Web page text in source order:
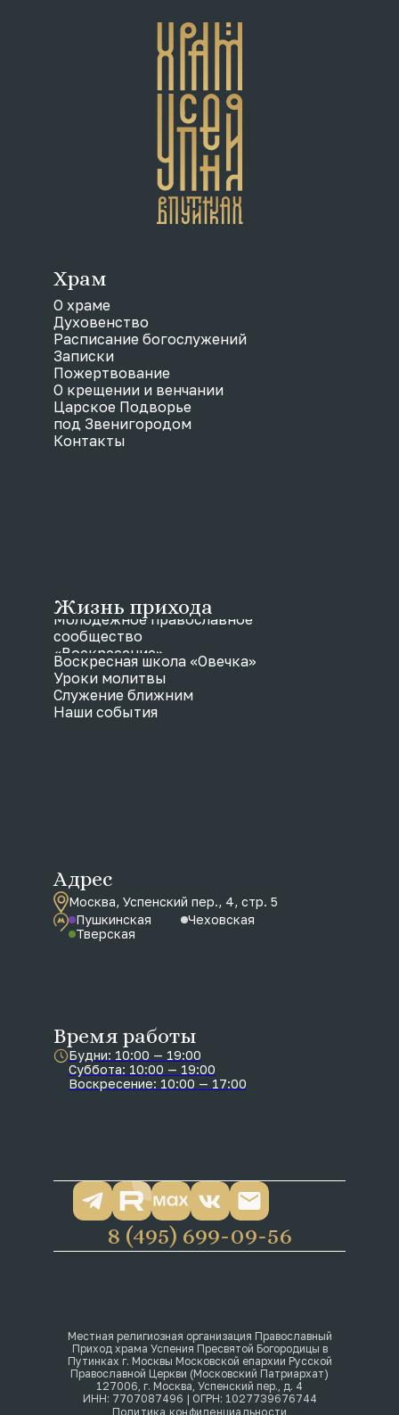
Местная религиозная организация Православный
Приход храма Успения Пресвятой Богородицы в
Путинках г. Москвы Московской епархии Русской
Православной Церкви (Московский Патриархат)
127006, г. Москва, Успенский пер., д. 4
ИНН: 7707087496 | ОГРН: 1027739676744
Политика конфиденциальности
8 (495) 699-09-56
Адрес
Москва, Успенский пер., 4, стр. 5
Пушкинская
Чеховская
Тверская
Время работы
Будни: 10:00 — 19:00
Суббота: 10:00 — 19:00
Воскресение: 10:00 — 17:00
Храм
О храме
Духовенство
Расписание богослужений
Записки
Пожертвование
О крещении и венчании
Царское Подворье
под Звенигородом
Контакты
Жизнь прихода
Молодежное православное
сообщество
«Воскресение»
Воскресная школа «Овечка»
Уроки молитвы
Служение ближним
Наши события